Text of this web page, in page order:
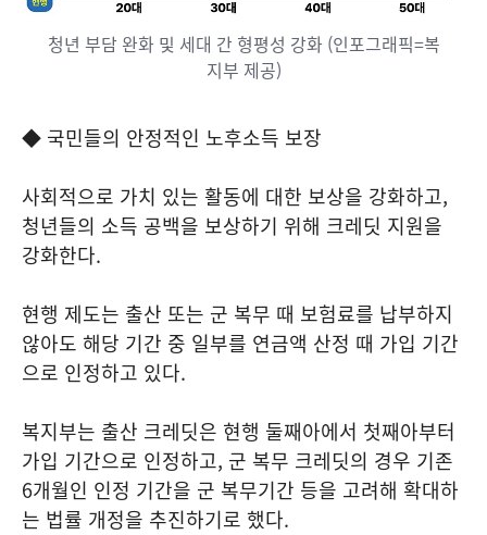
청년 부담 완화 및 세대 간 형평성 강화 (인포그래픽=복
지부 제공)
◆ 국민들의 안정적인 노후소득 보장
사회적으로 가치 있는 활동에 대한 보상을 강화하고,
청년들의 소득 공백을 보상하기 위해 크레딧 지원을
강화한다.
현행 제도는 출산 또는 군 복무 때 보험료를 납부하지
않아도 해당 기간 중 일부를 연금액 산정 때 가입 기간
으로 인정하고 있다.
복지부는 출산 크레딧은 현행 둘째아에서 첫째아부터
가입 기간으로 인정하고, 군 복무 크레딧의 경우 기존
6개월인 인정 기간을 군 복무기간 등을 고려해 확대하
는 법률 개정을 추진하기로 했다.